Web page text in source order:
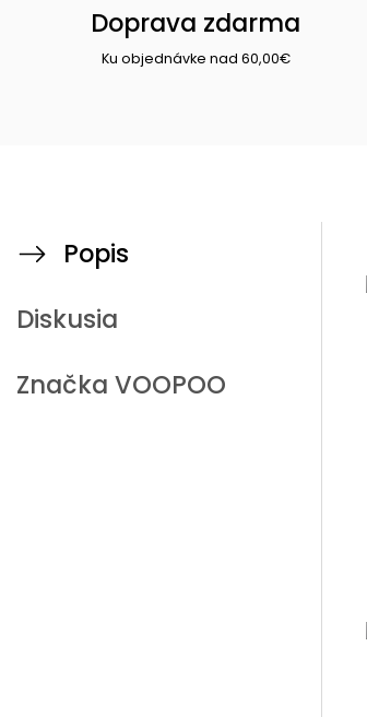
Doprava zdarma
Ku objednávke nad 60,00€
Popis
Diskusia
Značka VOOPOO